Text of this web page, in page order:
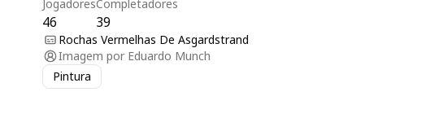
Jogadores
46
Completadores
39
Rochas Vermelhas De Asgardstrand
Imagem por Eduardo Munch
Pintura